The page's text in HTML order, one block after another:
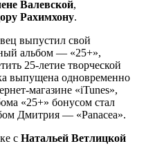
Валевской,
Рахимхону.
выпустил свой
альбом — «25+»,
25-летие творческой
выпущена одновременно
магазине «iTunes»,
«25+» бонусом стал
Дмитрия — «Panacea».
с Натальей Ветлицкой